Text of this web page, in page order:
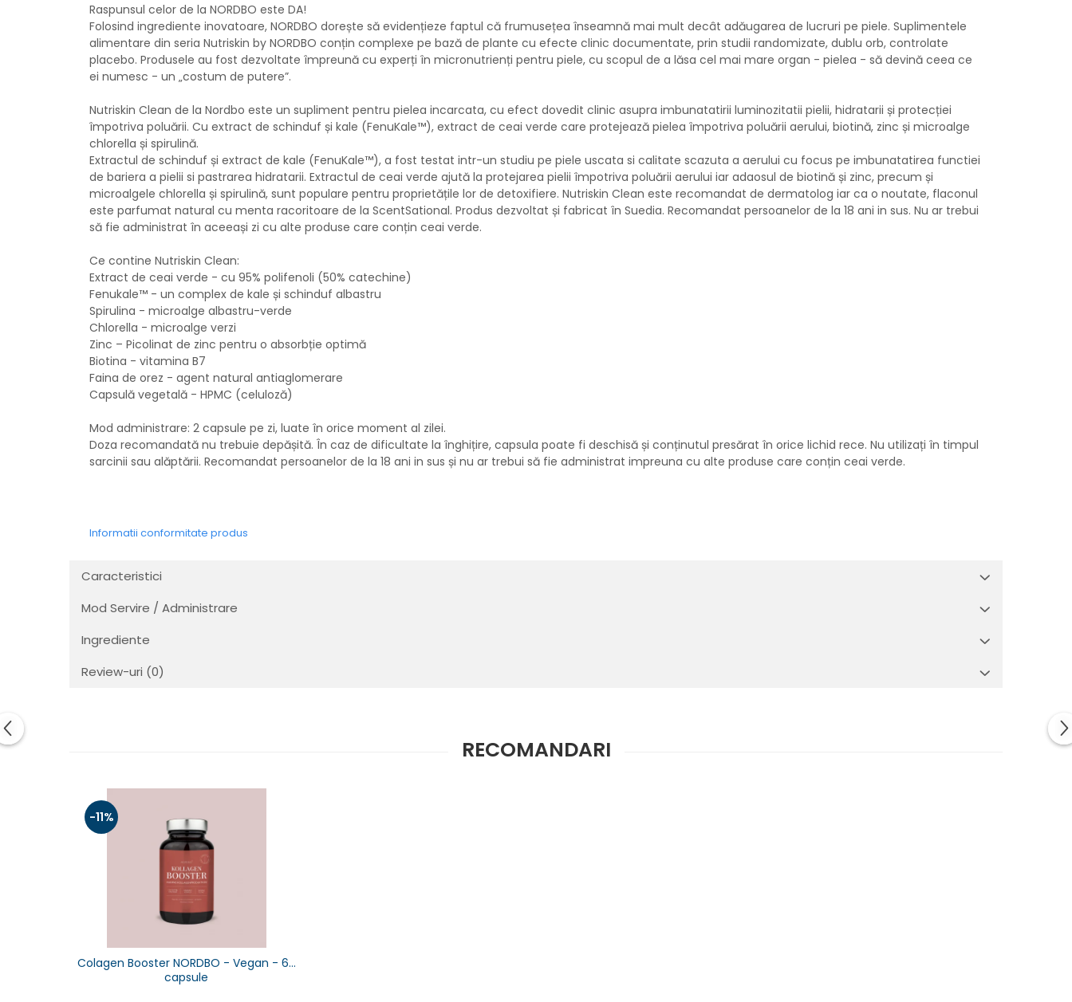
Raspunsul celor de la NORDBO este DA!
Folosind ingrediente inovatoare, NORDBO dorește să evidențieze faptul că frumusețea înseamnă mai mult decât adăugarea de lucruri pe piele. Suplimentele
alimentare din seria Nutriskin by NORDBO conțin complexe pe bază de plante cu efecte clinic documentate, prin studii randomizate, dublu orb, controlate
placebo. Produsele au fost dezvoltate împreună cu experți în micronutrienți pentru piele, cu scopul de a lăsa cel mai mare organ - pielea - să devină ceea ce
ei numesc - un „costum de putere”.
Nutriskin Clean de la Nordbo este un supliment pentru pielea incarcata, cu efect dovedit clinic asupra imbunatatirii luminozitatii pielii, hidratarii și protecției
împotriva poluării. Cu extract de schinduf și kale (FenuKale™), extract de ceai verde care protejează pielea împotriva poluării aerului, biotină, zinc și microalge
chlorella și spirulină.
Extractul de schinduf și extract de kale (FenuKale™), a fost testat intr-un studiu pe piele uscata si calitate scazuta a aerului cu focus pe imbunatatirea functiei
de bariera a pielii si pastrarea hidratarii. Extractul de ceai verde ajută la protejarea pielii împotriva poluării aerului iar adaosul de biotină și zinc, precum și
microalgele chlorella și spirulină, sunt populare pentru proprietățile lor de detoxifiere. Nutriskin Clean este recomandat de dermatolog iar ca o noutate, flaconul
este parfumat natural cu menta racoritoare de la ScentSational. Produs dezvoltat și fabricat în Suedia. Recomandat persoanelor de la 18 ani in sus. Nu ar trebui
să fie administrat în aceeași zi cu alte produse care conțin ceai verde.
Ce contine Nutriskin Clean:
Extract de ceai verde - cu 95% polifenoli (50% catechine)
Fenukale™ - un complex de kale și schinduf albastru
Spirulina - microalge albastru-verde
Chlorella - microalge verzi
Zinc – Picolinat de zinc pentru o absorbție optimă
Biotina - vitamina B7
Faina de orez - agent natural antiaglomerare
Capsulă vegetală - HPMC (celuloză)
Mod administrare: 2 capsule pe zi, luate în orice moment al zilei.
Doza recomandată nu trebuie depășită. În caz de dificultate la înghițire, capsula poate fi deschisă și conținutul presărat în orice lichid rece. Nu utilizați în timpul
sarcinii sau alăptării. Recomandat persoanelor de la 18 ani in sus și nu ar trebui să fie administrat impreuna cu alte produse care conțin ceai verde.
Informatii conformitate produs
Caracteristici
Mod Servire / Administrare
Ingrediente
Review-uri (0)
RECOMANDARI
-11%
Colagen Booster NORDBO - Vegan - 60
capsule